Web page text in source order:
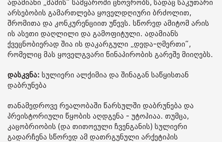
ადამიანი „მამის“ სამყაროში ცხოვრობს, სადაც საკუთარი
არსებობის გამართლება ყოველდღიური ბრძოლით,
შრომითა და კონკურენციით უწევს. სწორედ ამიტომ არის
ის ასეთი დაღლილი და გამოფიტული. ადამიანს
ქვეცნობიერად შია ის დაკარგული „დედა-ღმერთი“,
რომელიც მას ყოველგვარი წინაპირობის გარეშე მიიღებს.
დასკვნა: სულიერი ალქიმია და შინაგან საწყისთან
დაბრუნება
თანამედროვე რეალობაში წარსულში დაბრუნება და
პრეისტორიული წყობის აღდგენა - უტოპიაა. თუმცა,
კაცობრიობის (და თითოეული ჩვენგანის) სულიერი
გადარჩენა სწორედ ამ დათრგუნული არქეტიპის